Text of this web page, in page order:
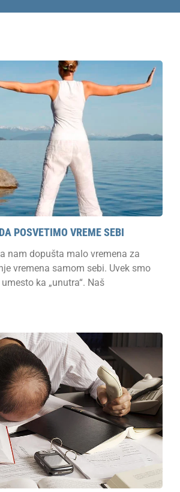
POSVETIMO VREME SEBI
nam dopušta malo vremena za
vremena samom sebi. Uvek smo
ka „unutra“. Naš